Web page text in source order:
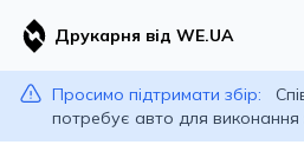
Друкарня від WE.UA
Просимо підтримати збір:
потребує авто для виконання